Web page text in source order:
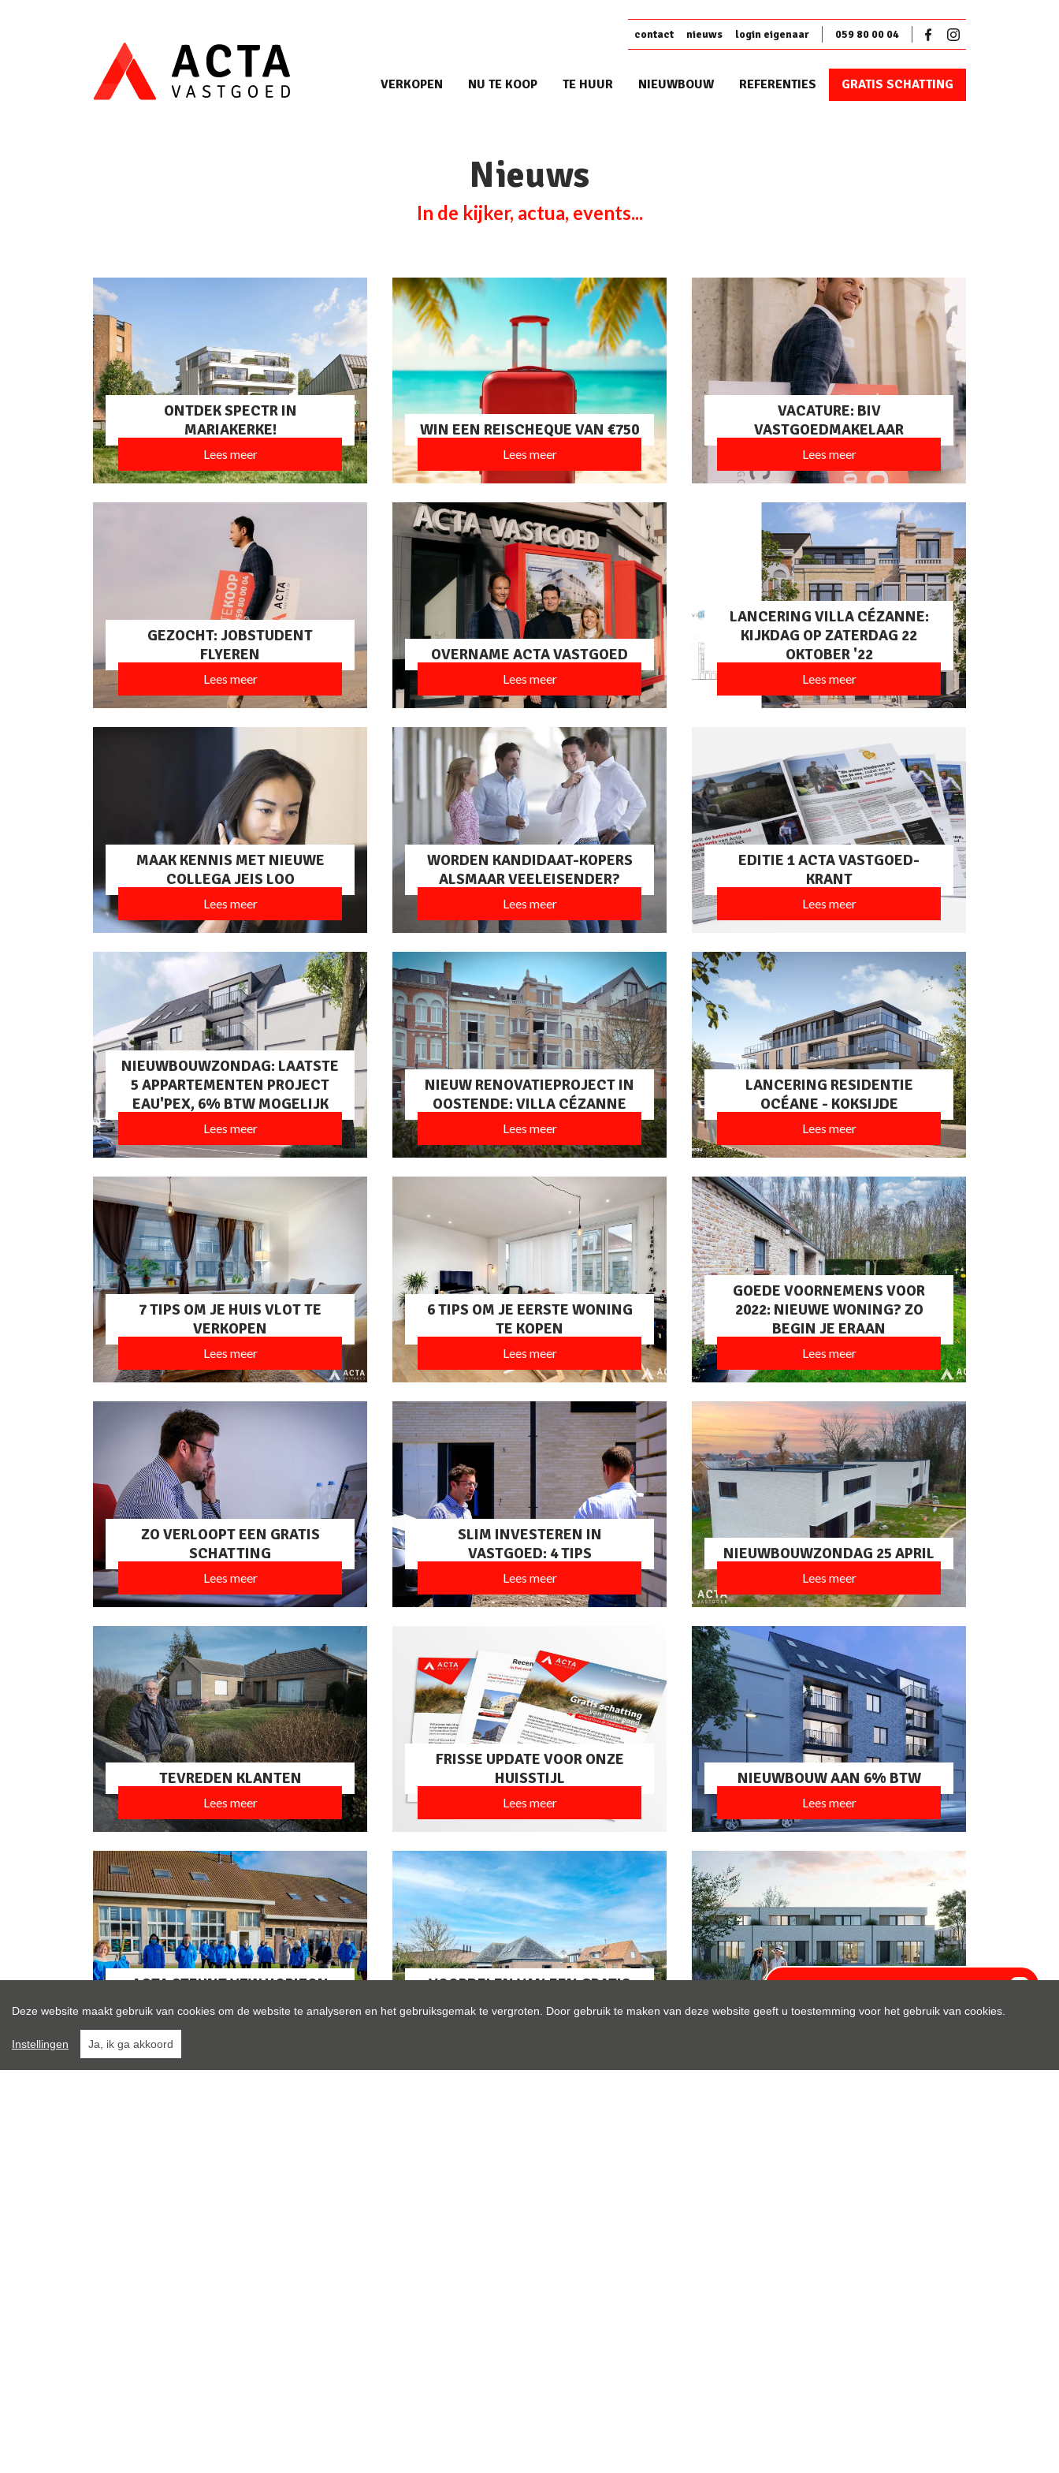
contact nieuws login eigenaar 059 80 00 04
VERKOPEN NU TE KOOP TE HUUR NIEUWBOUW REFERENTIES GRATIS SCHATTING
Nieuws
In de kijker, actua, events...
ONTDEK SPECTR IN
MARIAKERKE!
Lees meer
WIN EEN REISCHEQUE VAN €750
Lees meer
VACATURE: BIV
VASTGOEDMAKELAAR
Lees meer
GEZOCHT: JOBSTUDENT
FLYEREN
Lees meer
OVERNAME ACTA VASTGOED
Lees meer
LANCERING VILLA CÉZANNE:
KIJKDAG OP ZATERDAG 22
OKTOBER '22
Lees meer
MAAK KENNIS MET NIEUWE
COLLEGA JEIS LOO
Lees meer
WORDEN KANDIDAAT-KOPERS
ALSMAAR VEELEISENDER?
Lees meer
EDITIE 1 ACTA VASTGOED-
KRANT
Lees meer
NIEUWBOUWZONDAG: LAATSTE
5 APPARTEMENTEN PROJECT
EAU'PEX, 6% BTW MOGELIJK
Lees meer
NIEUW RENOVATIEPROJECT IN
OOSTENDE: VILLA CÉZANNE
Lees meer
LANCERING RESIDENTIE
OCÉANE - KOKSIJDE
Lees meer
7 TIPS OM JE HUIS VLOT TE
VERKOPEN
Lees meer
6 TIPS OM JE EERSTE WONING
TE KOPEN
Lees meer
GOEDE VOORNEMENS VOOR
2022: NIEUWE WONING? ZO
BEGIN JE ERAAN
Lees meer
ZO VERLOOPT EEN GRATIS
SCHATTING
Lees meer
SLIM INVESTEREN IN
VASTGOED: 4 TIPS
Lees meer
NIEUWBOUWZONDAG 25 APRIL
Lees meer
TEVREDEN KLANTEN
Lees meer
FRISSE UPDATE VOOR ONZE
HUISSTIJL
Lees meer
NIEUWBOUW AAN 6% BTW
Lees meer
ACTA STEUNT VZW HORIZON
EDUCATIEF
VOORDELEN VAN EEN GRATIS
SCHATTING
UNIEKE DUINENWONINGEN
Deze website maakt gebruik van cookies om de website te analyseren en het gebruiksgemak te vergroten. Door gebruik te maken van deze website geeft u toestemming voor het gebruik van cookies.
Instellingen Ja, ik ga akkoord